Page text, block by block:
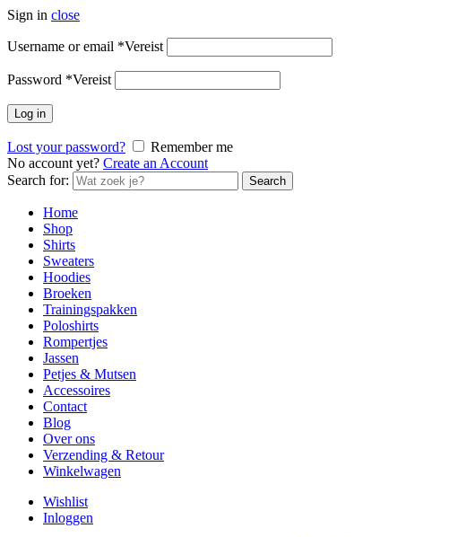
Sign in close
Username or email *Vereist
Password *Vereist
Log in
Lost your password?
Remember me
No account yet? Create an Account
Search for:
Search
Home
Shop
Shirts
Sweaters
Hoodies
Broeken
Trainingspakken
Poloshirts
Rompertjes
Jassen
Petjes & Mutsen
Accessoires
Contact
Blog
Over ons
Verzending & Retour
Winkelwagen
Wishlist
Inloggen